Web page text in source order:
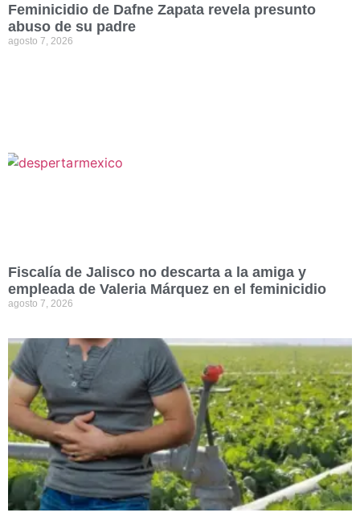
Feminicidio de Dafne Zapata revela presunto
abuso de su padre
agosto 7, 2026
Fiscalía de Jalisco no descarta a la amiga y
empleada de Valeria Márquez en el feminicidio
agosto 7, 2026